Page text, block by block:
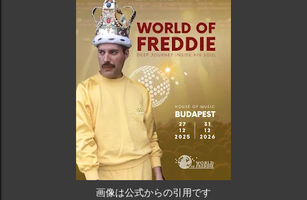
画像は公式からの引用です